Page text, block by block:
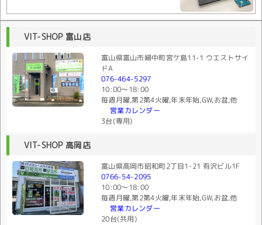
VIT-SHOP 富山店
富山県富山市婦中町宮ケ島11-1 ウエストサイ
ドA
076-464-5297
10:00〜18:00
毎週月曜,第2第4火曜,年末年始,GW,お盆,他
営業カレンダー
3台(専用)
VIT-SHOP 高岡店
富山県高岡市昭和町2丁目1-21 有沢ビル1F
0766-54-2095
10:00〜18:00
毎週月曜,第2第4火曜,年末年始,GW,お盆,他
営業カレンダー
20台(共用)